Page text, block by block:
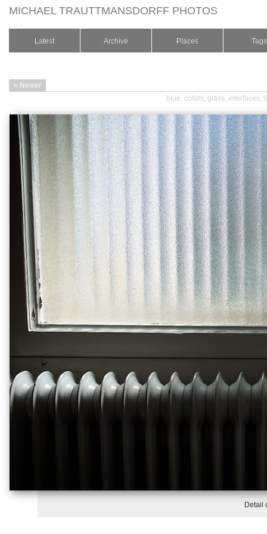
MICHAEL TRAUTTMANSDORFF PHOTOS
Latest Archive Places Tags
« Newer
blue, colors, glass, interfaces,
Detail